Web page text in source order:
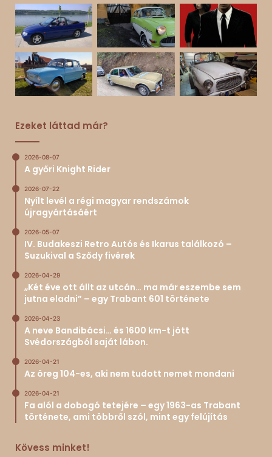
Ezeket láttad már?
2026-08-07
A győri Knight Rider
2026-07-22
Nyílt levél a régi magyar rendszámok
újragyártásáért
2026-05-07
IV. Budakeszi Retro Autós és Ikarus találkozó –
Suzukival a Sződy fivérek
2026-04-29
„Két éve ott állt az utcán… ma már eszembe sem
jutna eladni” – egy Trabant 601 története
2026-04-23
A neve Bandibácsi… és 1600 km-t jött
Svédországból saját lábon.
2026-04-21
Az öreg 104-es, aki nem tudott nemet mondani
2026-04-21
Fa alól a dobogó tetejére – egy 1963-as Trabant
története, ami többről szól, mint egy felújítás
Kövess minket!